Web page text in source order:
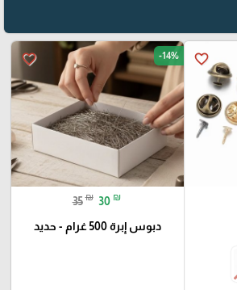
favorite_border
favorite_border -14%
35 ₪ 30 ₪
دبوس إبرة 500 غرام - حديد